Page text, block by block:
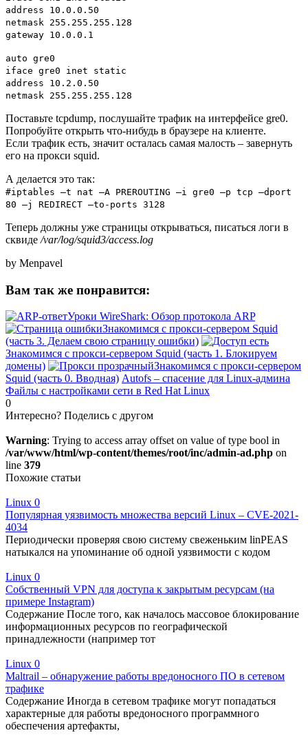
address 10.0.0.50
netmask 255.255.255.128
gateway 10.0.0.1
auto gre0
iface gre0 inet static
address 10.2.0.50
netmask 255.255.255.128
Поставьте tcpdump, послушайте трафик на интерфейсе gre0.
Попробуйте открыть что-нибудь в браузере на клиенте.
Если трафик есть, значит осталась самая малость – завернуть
его на прокси squid.
А делается это так:
#iptables –t nat –A PREROUTING –i gre0 –p tcp –dport
80 –j REDIRECT –to-ports 3128
Теперь должны уже страницы открываться, писаться логи в
сквиде /var/log/squid3/access.log
by Menpavel
Вам так же понравится:
Уроки WireShark: Обзор протокола ARP
Знакомимся с прокси-сервером Squid
(часть 3. Делаем свою страницу ошибки)
Знакомимся с прокси-сервером Squid (часть 1. Блокируем
домены)
Знакомимся с прокси-сервером
Squid (часть 0. Вводная) Autofs – спасение для Linux-админа
Файлы с настройками сети в Red Hat Linux
0
Интересно? Поделись с другом
Warning: Trying to access array offset on value of type bool in
/var/www/html/wp-content/themes/root/inc/admin-ad.php on
line 379
Похожие статьи
Linux 0
Популярная уязвимость множества версий Linux – CVE-2021-
4034
Периодически проверяя свою систему свеженьким linPEAS
натыкался на упоминание об одной уязвимости с кодом
Linux 0
Собственный VPN для доступа к закрытым ресурсам (на
примере Instagram)
Содержание После того, как началось массовое блокирование
информационных ресурсов по географической
принадлежности (например тот
Linux 0
Maltrail – обнаружение работы вредоносного ПО в сетевом
трафике
Содержание Иногда в сетевом трафике могут попадаться
характерные для работы вредоносного программного
обеспечения артефакты,